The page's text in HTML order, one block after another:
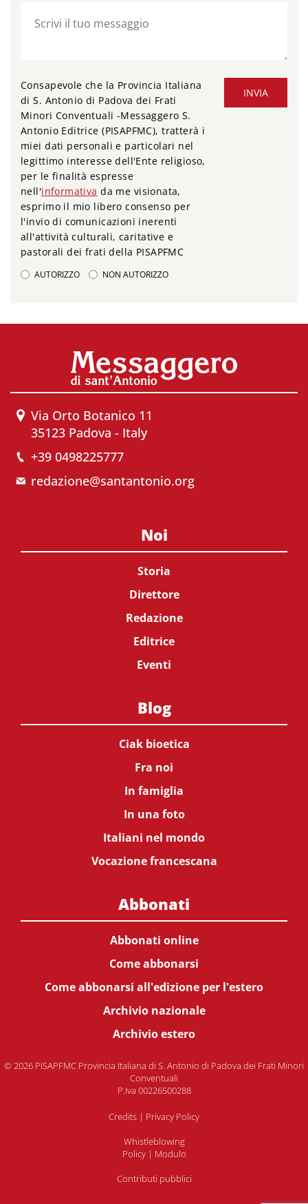
INVIA
Consapevole che la Provincia Italiana
di S. Antonio di Padova dei Frati
Minori Conventuali -Messaggero S.
Antonio Editrice (PISAPFMC), tratterà i
miei dati personali e particolari nel
legittimo interesse dell'Ente religioso,
per le finalità espresse
nell'informativa da me visionata,
esprimo il mio libero consenso per
l'invio di comunicazioni inerenti
all'attività culturali, caritative e
pastorali dei frati della PISAPFMC
AUTORIZZO NON AUTORIZZO
Via Orto Botanico 11
35123 Padova - Italy
+39 0498225777
redazione@santantonio.org
Noi
Storia
Direttore
Redazione
Editrice
Eventi
Blog
Ciak bioetica
Fra noi
In famiglia
In una foto
Italiani nel mondo
Vocazione francescana
Abbonati
Abbonati online
Come abbonarsi
Come abbonarsi all'edizione per l'estero
Archivio nazionale
Archivio estero
© 2026 PISAPFMC Provincia Italiana di S. Antonio di Padova dei Frati Minori
Conventuali
P.Iva 00226500288
Credits | Privacy Policy
Whistleblowing
Policy| Modulo
Contributi pubblici